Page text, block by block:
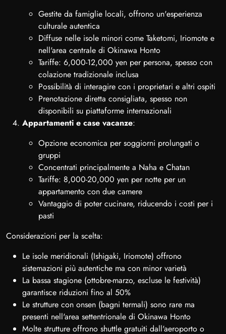
Gestite da famiglie locali, offrono un'esperienza
culturale autentica
Diffuse nelle isole minori come Taketomi, Iriomote e
nell'area centrale di Okinawa Honto
Tariffe: 6,000-12,000 yen per persona, spesso con
colazione tradizionale inclusa
Possibilità di interagire con i proprietari e altri ospiti
Prenotazione diretta consigliata, spesso non
disponibili su piattaforme internazionali
Appartamenti e case vacanze:
Opzione economica per soggiorni prolungati o
gruppi
Concentrati principalmente a Naha e Chatan
Tariffe: 8,000-20,000 yen per notte per un
appartamento con due camere
Vantaggio di poter cucinare, riducendo i costi per i
pasti
Considerazioni per la scelta:
Le isole meridionali (Ishigaki, Iriomote) offrono
sistemazioni più autentiche ma con minor varietà
La bassa stagione (ottobre-marzo, escluse le festività)
garantisce riduzioni fino al 50%
Le strutture con onsen (bagni termali) sono rare ma
presenti nell'area settentrionale di Okinawa Honto
Molte strutture offrono shuttle gratuiti dall'aeroporto o